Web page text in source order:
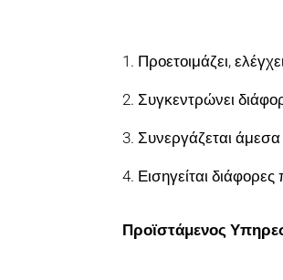
1. Προετοιμάζει,
2. Συγκεντρώνει
3. Συνεργάζεται άμεσα
4. Εισηγείται
Προϊστάμενος